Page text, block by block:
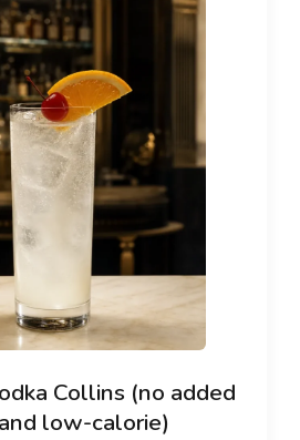
Collins (no added
low-calorie)